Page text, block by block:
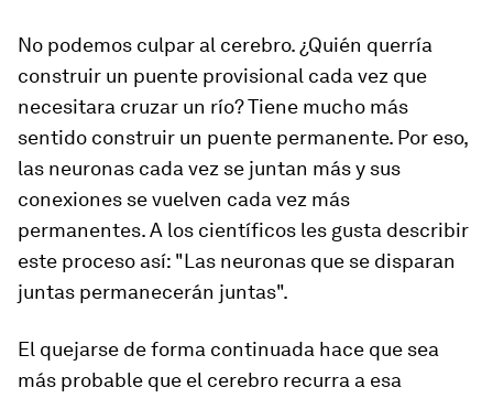
No podemos culpar al cerebro. ¿Quién querría
construir un puente provisional cada vez que
necesitara cruzar un río? Tiene mucho más
sentido construir un puente permanente. Por eso,
las neuronas cada vez se juntan más y sus
conexiones se vuelven cada vez más
permanentes. A los científicos les gusta describir
este proceso así: "Las neuronas que se disparan
juntas permanecerán juntas".
El quejarse de forma continuada hace que sea
más probable que el cerebro recurra a esa